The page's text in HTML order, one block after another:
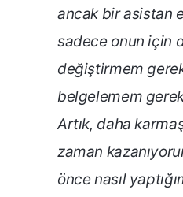
ancak bir asistan
sadece onun için
değiştirmem
belgelemem
Artık, daha
zaman
önce nasıl